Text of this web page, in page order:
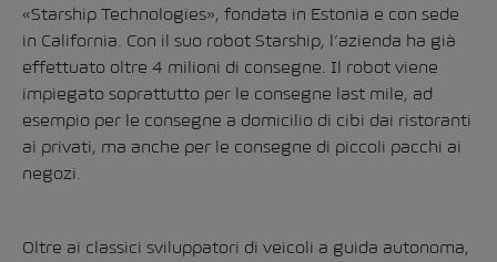
«Starship Technologies», fondata in Estonia e con sede
in California. Con il suo robot Starship, l’azienda ha già
effettuato oltre 4 milioni di consegne. Il robot viene
impiegato soprattutto per le consegne last mile, ad
esempio per le consegne a domicilio di cibi dai ristoranti
ai privati, ma anche per le consegne di piccoli pacchi ai
negozi.
Oltre ai classici sviluppatori di veicoli a guida autonoma,